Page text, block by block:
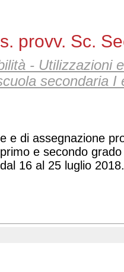
provv. Sc.
- Utilizzazioni
secondaria I
e di assegnazione
e secondo
16 al 25 luglio 2018.